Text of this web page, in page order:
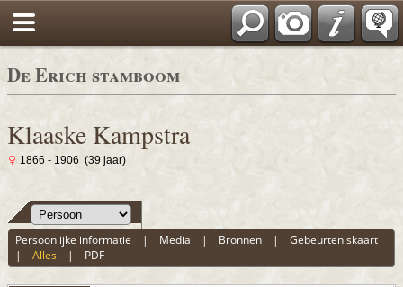
De Erich stamboom
Klaaske Kampstra
1866 - 1906 (39 jaar)
Persoonlijke informatie | Media | Bronnen |Gebeurteniskaart
|Alles | PDF